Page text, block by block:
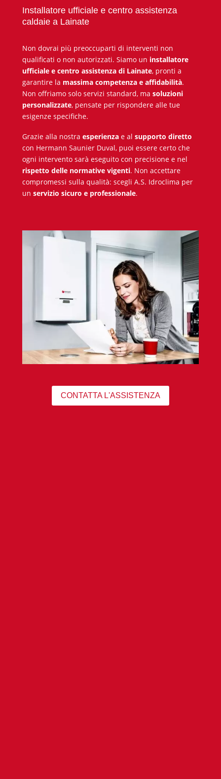
Installatore ufficiale e centro assistenza
caldaie a Lainate
Non dovrai più preoccuparti di interventi non
qualificati o non autorizzati. Siamo un installatore
ufficiale e centro assistenza di Lainate, pronti a
garantire la massima competenza e affidabilità.
Non offriamo solo servizi standard, ma soluzioni
personalizzate, pensate per rispondere alle tue
esigenze specifiche.
Grazie alla nostra esperienzae al supporto diretto
con Hermann Saunier Duval, puoi essere certo che
ogni intervento sarà eseguito con precisione e nel
rispetto delle normative vigenti. Non accettare
compromessi sulla qualità: scegli A.S. Idroclima per
un servizio sicuro e professionale.
CONTATTA L'ASSISTENZA